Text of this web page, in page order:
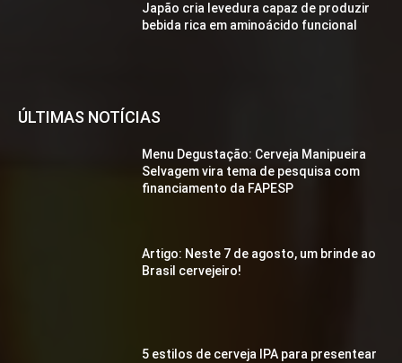
Japão cria levedura capaz de produzir
bebida rica em aminoácido funcional
ÚLTIMAS NOTÍCIAS
Menu Degustação: Cerveja Manipueira
Selvagem vira tema de pesquisa com
financiamento da FAPESP
Artigo: Neste 7 de agosto, um brinde ao
Brasil cervejeiro!
5 estilos de cerveja IPA para presentear